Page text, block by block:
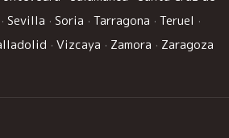
· Sevilla · Soria · Tarragona · Teruel ·
· Vizcaya · Zamora · Zaragoza